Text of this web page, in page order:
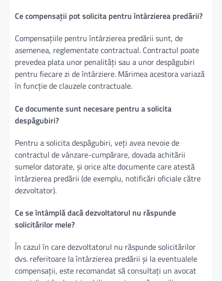
Ce compensații pot solicita pentru întârzierea predării?
Compensațiile pentru întârzierea predării sunt, de
asemenea, reglementate contractual. Contractul poate
prevedea plata unor penalități sau a unor despăgubiri
pentru fiecare zi de întârziere. Mărimea acestora variază
în funcție de clauzele contractuale.
Ce documente sunt necesare pentru a solicita
despăgubiri?
Pentru a solicita despăgubiri, veți avea nevoie de
contractul de vânzare-cumpărare, dovada achitării
sumelor datorate, și orice alte documente care atestă
întârzierea predării (de exemplu, notificări oficiale către
dezvoltator).
Ce se întâmplă dacă dezvoltatorul nu răspunde
solicitărilor mele?
În cazul în care dezvoltatorul nu răspunde solicitărilor
dvs. referitoare la întârzierea predării și la eventualele
compensații, este recomandat să consultați un avocat